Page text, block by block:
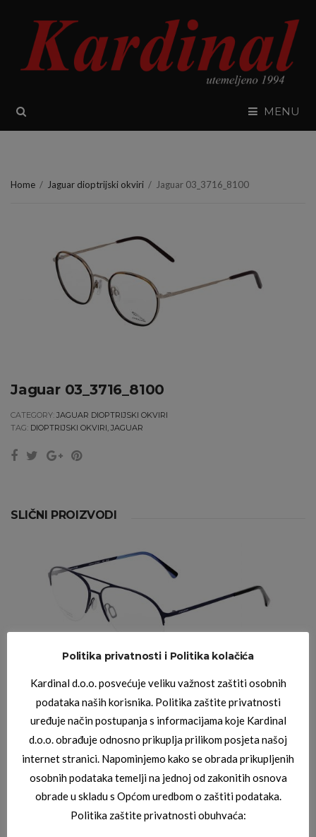
MENU
Home / Jaguar dioptrijski okviri / Jaguar 03_3716_8100
Jaguar 03_3716_8100
CATEGORY: JAGUAR DIOPTRIJSKI OKVIRI
TAG: DIOPTRIJSKI OKVIRI, JAGUAR
SLIČNI PROIZVODI
JAGUAR 03_3834_3100
Politika privatnosti i Politika kolačića
Kardinal d.o.o. posvećuje veliku važnost zaštiti osobnih
podataka naših korisnika. Politika zaštite privatnosti
uređuje način postupanja s informacijama koje Kardinal
d.o.o. obrađuje odnosno prikuplja prilikom posjeta našoj
internet stranici. Napominjemo kako se obrada prikupljenih
osobnih podataka temelji na jednoj od zakonitih osnova
obrade u skladu s Općom uredbom o zaštiti podataka.
Politika zaštite privatnosti obuhvaća: